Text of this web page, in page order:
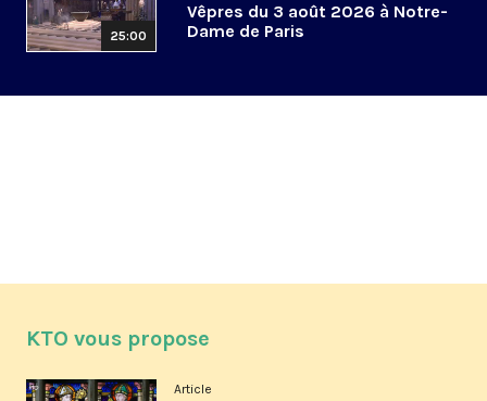
25:00
Vêpres du 3 août 2026 à Notre-
Dame de Paris
KTO vous propose
Article